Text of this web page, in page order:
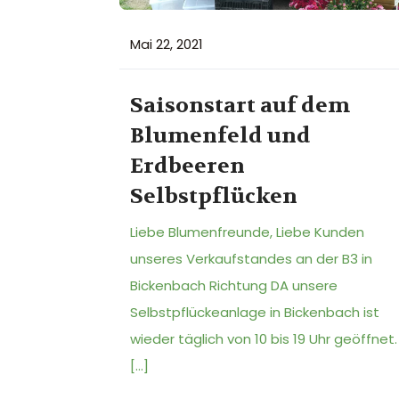
Mai 22, 2021
Saisonstart auf dem
Blumenfeld und
Erdbeeren
Selbstpflücken
Liebe Blumenfreunde, Liebe Kunden
unseres Verkaufstandes an der B3 in
Bickenbach Richtung DA unsere
Selbstpflückeanlage in Bickenbach ist
wieder täglich von 10 bis 19 Uhr geöffnet.
[…]